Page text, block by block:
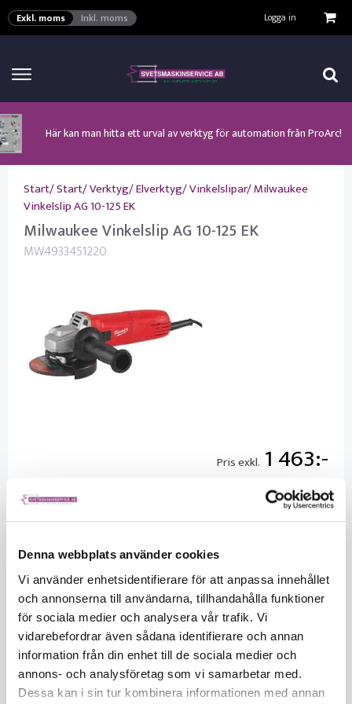
Denna webbplats använder cookies
Vi använder enhetsidentifierare för att anpassa innehållet
och annonserna till användarna, tillhandahålla funktioner
för sociala medier och analysera vår trafik. Vi
vidarebefordrar även sådana identifierare och annan
information från din enhet till de sociala medier och
annons- och analysföretag som vi samarbetar med.
Dessa kan i sin tur kombinera informationen med annan
Exkl. moms Inkl. moms Logga in
Klicka här för att se alla våra nuvarande kampanjer!
Här kan man hitta ett urval av verktyg för automation från ProArc!
Nyhet! Lägesställare, rullbockar och längdsvets från ProArc!
Nyhet! Tig-svets från Esab, Rogue ET 230iP AC/DC!
Nyhet! Tig-svets Minarc T 223 AC/DC från Kemppi!
Nyhet! Nya PAPR-enheten från ESAB EPR-X1.1!
Nyhet! MinarcMig 190 Auto och MinarcMig 220 Auto från Kemppi!
Start/Start/Verktyg/Elverktyg/Vinkelslipar/Milwaukee
Vinkelslip AG 10-125 EK
Milwaukee Vinkelslip AG 10-125 EK
MW4933451220
Pris exkl. 1 463
1625.00
Saldo
1
Förpackningsstorlek 1
VISA VARUKORGEN TILL KASSAN